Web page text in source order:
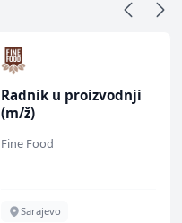
Radnik u proizvodnji
(m/ž)
Fine Food
Sarajevo